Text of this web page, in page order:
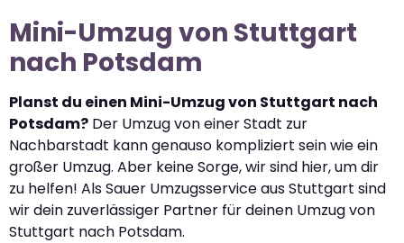
Mini-Umzug von Stuttgart
nach Potsdam
Planst du einen Mini-Umzug von Stuttgart nach
Potsdam? Der Umzug von einer Stadt zur
Nachbarstadt kann genauso kompliziert sein wie ein
großer Umzug. Aber keine Sorge, wir sind hier, um dir
zu helfen! Als Sauer Umzugsservice aus Stuttgart sind
wir dein zuverlässiger Partner für deinen Umzug von
Stuttgart nach Potsdam.